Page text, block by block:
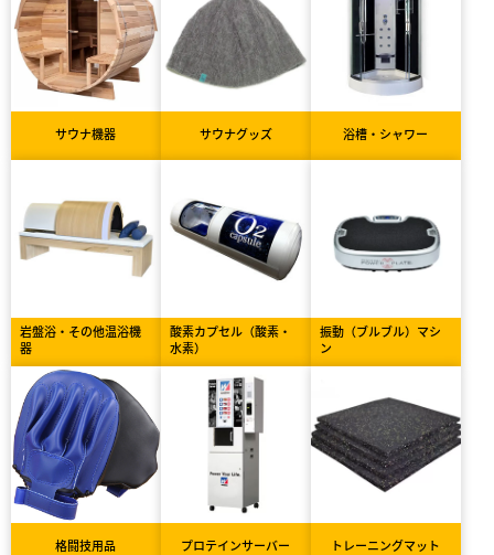
サウナ機器 サウナグッズ 浴槽・シャワー
岩盤浴・その他温浴機
器
酸素カプセル（酸素・
水素）
振動（ブルブル）マシ
ン
格闘技用品 プロテインサーバー トレーニングマット